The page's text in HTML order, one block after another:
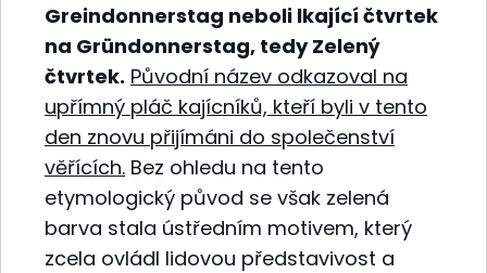
Greindonnerstag neboli lkající čtvrtek
na Gründonnerstag, tedy Zelený
čtvrtek. Původní název odkazoval na
upřímný pláč kajícníků, kteří byli v tento
den znovu přijímáni do společenství
věřících. Bez ohledu na tento
etymologický původ se však zelená
barva stala ústředním motivem, který
zcela ovládl lidovou představivost a